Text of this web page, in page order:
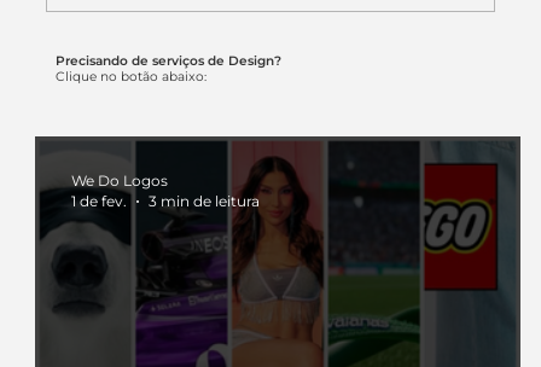
Precisando de serviços de Design?
Clique no botão abaixo:
We Do Logos
1 de fev.
3 min de leitura
Itaú muda apenas duas letras da
começou.